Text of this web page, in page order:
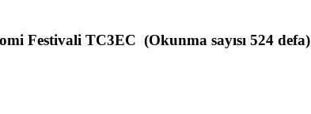
Festivali TC3EC (Okunma sayısı 524 defa)